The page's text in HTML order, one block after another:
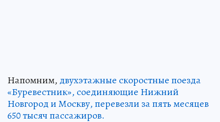
Напомним, двухэтажные скоростные поезда
«Буревестник», соединяющие Нижний
Новгород и Москву, перевезли за пять месяцев
650 тысяч пассажиров.